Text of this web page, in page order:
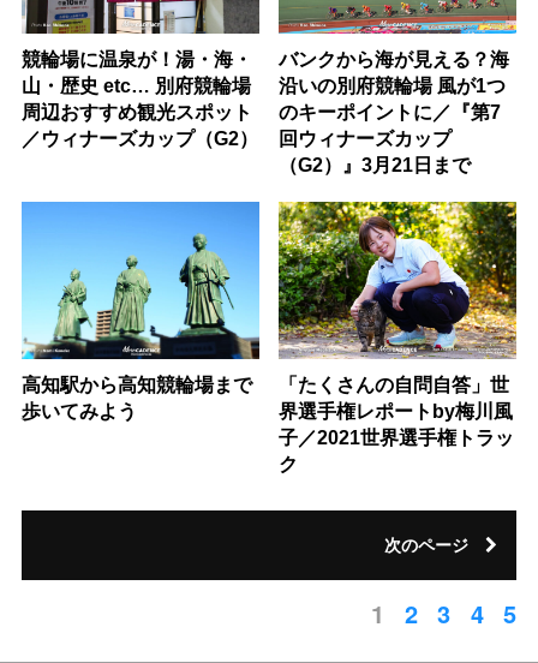
競輪場に温泉が！湯・海・
山・歴史 etc… 別府競輪場
周辺おすすめ観光スポット
／ウィナーズカップ（G2）
バンクから海が見える？海
沿いの別府競輪場 風が1つ
のキーポイントに／『第7
回ウィナーズカップ
（G2）』3月21日まで
高知駅から高知競輪場まで
歩いてみよう
「たくさんの自問自答」世
界選手権レポートby梅川風
子／2021世界選手権トラッ
ク
次のページ
1 2 3 4 5